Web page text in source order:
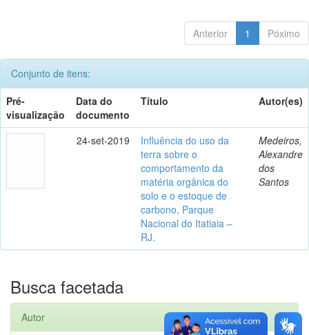
Anterior 1 Póximo
Conjunto de itens:
Pré-
visualização
Data do
documento
Título Autor(es)
24-set-2019
Influência do uso da
terra sobre o
comportamento da
matéria orgânica do
solo e o estoque de
carbono, Parque
Nacional do Itatiaia –
RJ.
Medeiros,
Alexandre
dos
Santos
Busca facetada
Autor